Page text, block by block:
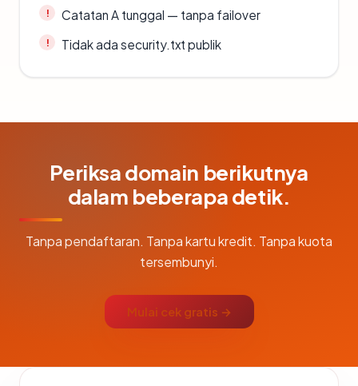
Catatan A tunggal — tanpa failover
Tidak ada security.txt publik
Periksa domain berikutnya
dalam beberapa detik.
Tanpa pendaftaran. Tanpa kartu kredit. Tanpa kuota
tersembunyi.
Mulai cek gratis →